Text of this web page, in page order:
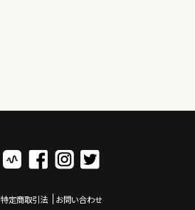
特定商取引法 お問い合わせ